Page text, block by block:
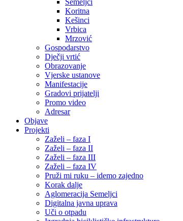
Semeljci
Koritna
Kešinci
Vrbica
Mrzović
Gospodarstvo
Dječji vrtić
Obrazovanje
Vjerske ustanove
Manifestacije
Gradovi prijatelji
Promo video
Adresar
Objave
Projekti
Zaželi – faza I
Zaželi – faza II
Zaželi – faza III
Zaželi – faza IV
Pruži mi ruku – idemo zajedno
Korak dalje
Aglomeracija Semeljci
Digitalna javna uprava
Uči o otpadu